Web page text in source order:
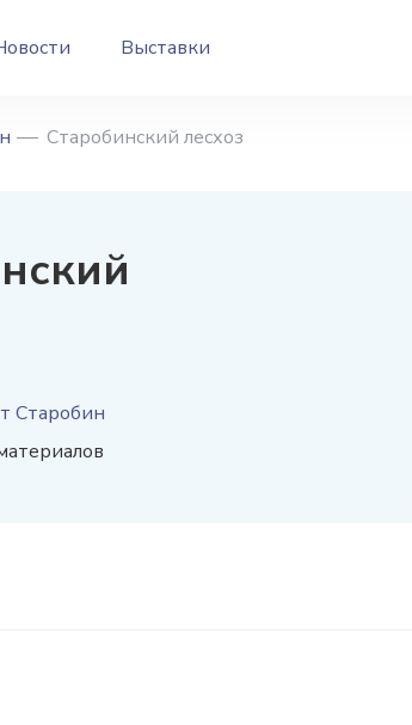
Выставки
Старобинский лесхоз
Старобин